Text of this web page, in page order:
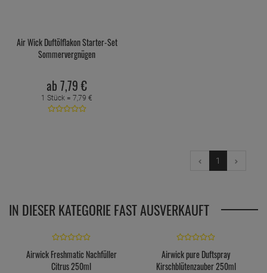
Air Wick Duftölflakon Starter-Set
Sommervergnügen
ab 7,79 €
1 Stück = 7,79 €
1
IN DIESER KATEGORIE FAST AUSVERKAUFT
Airwick Freshmatic Nachfüller
Citrus 250ml
Airwick pure Duftspray
Kirschblütenzauber 250ml